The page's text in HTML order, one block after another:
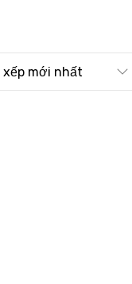
xếp mới nhất